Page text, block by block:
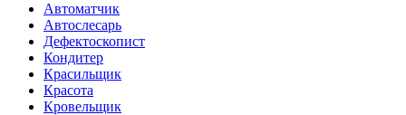
Автоматчик
Автослесарь
Дефектоскопист
Кондитер
Красильщик
Красота
Кровельщик